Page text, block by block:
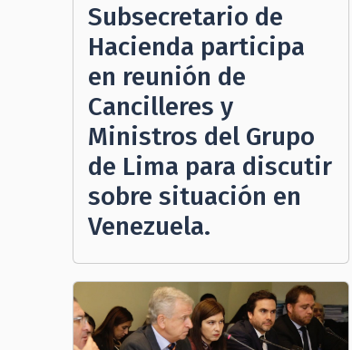
Subsecretario de
Hacienda participa
en reunión de
Cancilleres y
Ministros del Grupo
de Lima para discutir
sobre situación en
Venezuela.